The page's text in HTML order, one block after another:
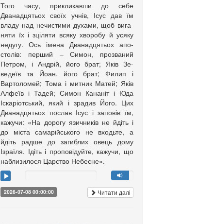
Того часу, прикликавши до себе
Дванадцятьох своїх учнів, Ісус дав їм
владу над нечистими духами, щоб вига­
няти їх і зціляти всяку хворобу й усяку
недугу. Ось імена Дванадцятьох апо­
столів: перший – Симон, прозваний
Петром, і Андрій, його брат; Яків Зе­­
ведеїв та Йоан, його брат; Филип і
Вартоломей; Тома і мит­ник Матей; Яків
Алфеїв і Та­дей; Симон Кананіт і Юда
Іска­рі­от­ський, який і зрадив Його. Цих
Дванадцятьох послав Ісус і заповів їм,
кажучи: «На дорогу язич­ників не йдіть і
до міста самарійського не входьте, а
йдіть радше до загиблих овець дому
Ізраїля. Ідіть і проповідуйте, кажучи, що
наблизилося Царство Небесне».
2026-07-08 00:00:00 Читати далі